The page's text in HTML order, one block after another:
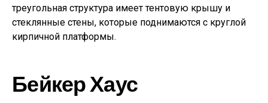
треугольная структура имеет тентовую крышу и
стеклянные стены, которые поднимаются с круглой
кирпичной платформы.
Бейкер Хаус